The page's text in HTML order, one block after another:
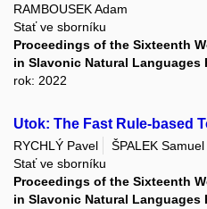
RAMBOUSEK Adam
Stať ve sborníku
Proceedings of the Sixteenth
in Slavonic Natural Languages
rok: 2022
Utok: The Fast Rule-based
RYCHLÝ Pavel
ŠPALEK Samuel
Stať ve sborníku
Proceedings of the Sixteenth
in Slavonic Natural Languages